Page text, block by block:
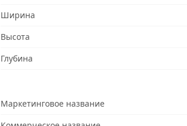
Ширина
Высота
Глубина
Маркетинговое название